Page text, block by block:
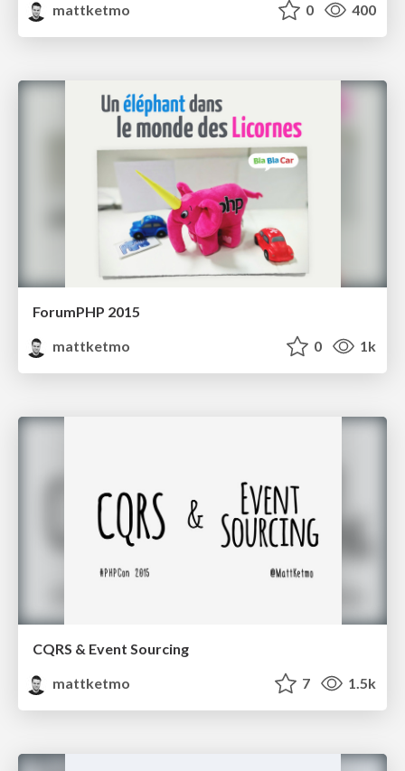
mattketmo
0 400
ForumPHP 2015
mattketmo
0 1k
CQRS & Event Sourcing
mattketmo
7 1.5k